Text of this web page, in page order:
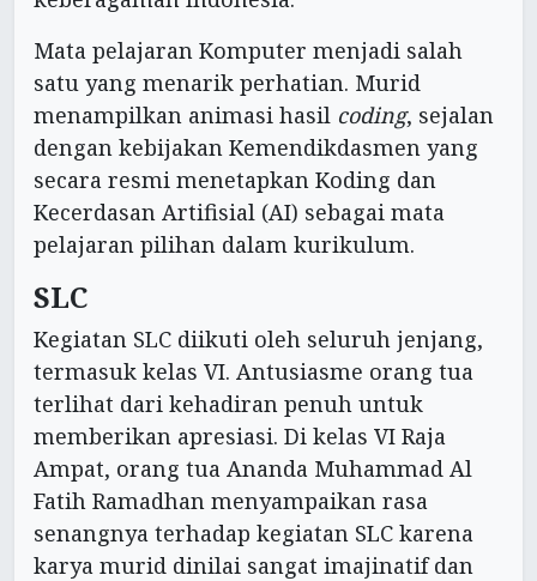
Mata pelajaran Komputer menjadi salah
satu yang menarik perhatian. Murid
menampilkan animasi hasil coding, sejalan
dengan kebijakan Kemendikdasmen yang
secara resmi menetapkan Koding dan
Kecerdasan Artifisial (AI) sebagai mata
pelajaran pilihan dalam kurikulum.
SLC
Kegiatan SLC diikuti oleh seluruh jenjang,
termasuk kelas VI. Antusiasme orang tua
terlihat dari kehadiran penuh untuk
memberikan apresiasi. Di kelas VI Raja
Ampat, orang tua Ananda Muhammad Al
Fatih Ramadhan menyampaikan rasa
senangnya terhadap kegiatan SLC karena
karya murid dinilai sangat imajinatif dan